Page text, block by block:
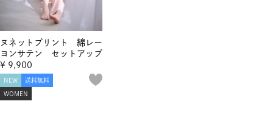
ヌネットプリント 綿レー
ヨンサテン セットアップ
NEW 送料無料
WOMEN
¥ 9,900